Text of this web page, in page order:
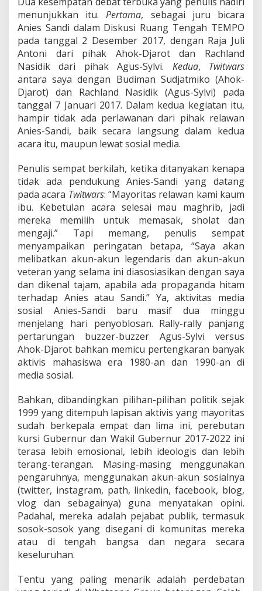
menunjukkan itu.Pertama, sebagai juru bicara
Anies Sandi dalam Diskusi Ruang Tengah TEMPO
pada tanggal 2 Desember 2017, dengan Raja Juli
Antoni dari pihak Ahok-Djarot dan Rachland
Nasidik dari pihak Agus-Sylvi. Kedua, Twitwars
antara saya dengan Budiman Sudjatmiko (Ahok-
Djarot) dan Rachland Nasidik (Agus-Sylvi) pada
tanggal 7 Januari 2017. Dalam kedua kegiatan itu,
hampir tidak ada perlawanan dari pihak relawan
Anies-Sandi, baik secara langsung dalam kedua
acara itu, maupun lewat sosial media.
Penulis sempat berkilah, ketika ditanyakan kenapa
tidak ada pendukung Anies-Sandi yang datang
pada acara Twitwars: “Mayoritas relawan kami kaum
ibu. Kebetulan acara selesai mau maghrib, jadi
mereka memilih untuk memasak, sholat dan
mengaji.” Tapi memang, penulis sempat
menyampaikan peringatan betapa, “Saya akan
melibatkan akun-akun legendaris dan akun-akun
veteran yang selama ini diasosiasikan dengan saya
dan dikenal tajam, apabila ada propaganda hitam
terhadap Anies atau Sandi.” Ya, aktivitas media
sosial Anies-Sandi baru masif dua minggu
menjelang hari penyoblosan. Rally-rally panjang
pertarungan buzzer-buzzer Agus-Sylvi versus
Ahok-Djarot bahkan memicu pertengkaran banyak
aktivis mahasiswa era 1980-an dan 1990-an di
media sosial.
Bahkan, dibandingkan pilihan-pilihan politik sejak
1999 yang ditempuh lapisan aktivis yang mayoritas
sudah berkepala empat dan lima ini, perebutan
kursi Gubernur dan Wakil Gubernur 2017-2022 ini
terasa lebih emosional, lebih ideologis dan lebih
terang-terangan. Masing-masing menggunakan
pengaruhnya, menggunakan akun-akun sosialnya
(twitter, instagram, path, linkedin, facebook, blog,
vlog dan sebagainya) guna menyatakan opini.
Padahal, mereka adalah pejabat publik, termasuk
sosok-sosok yang disegani di komunitas mereka
atau di tengah bangsa dan negara secara
keseluruhan.
Tentu yang paling menarik adalah perdebatan